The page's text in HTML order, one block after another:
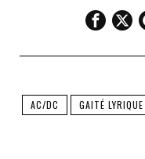
AC/DC GAITÉ LYRIQUE